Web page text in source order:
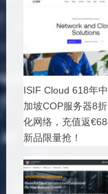
ISIF Cloud 618年
加坡COP服务器8
化网络，充值返
新品限量抢！